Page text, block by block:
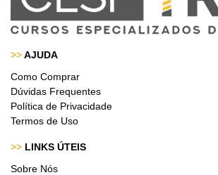
>>AJUDA
Como Comprar
Dúvidas Frequentes
Política de Privacidade
Termos de Uso
>> LINKS ÚTEIS
Sobre Nós